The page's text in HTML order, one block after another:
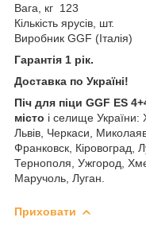
Вага, кг 123
Кількість ярусів, шт.
Виробник GGF (Італія)
Гарантія 1 рік.
Доставка по Україні!
Піч для піци GGF ES
місто і селище України:
Львів, Черкаси,
Франковск, Кіровоград,
Тернополя, Ужгород,
Маручоль, Луган.
Приховати